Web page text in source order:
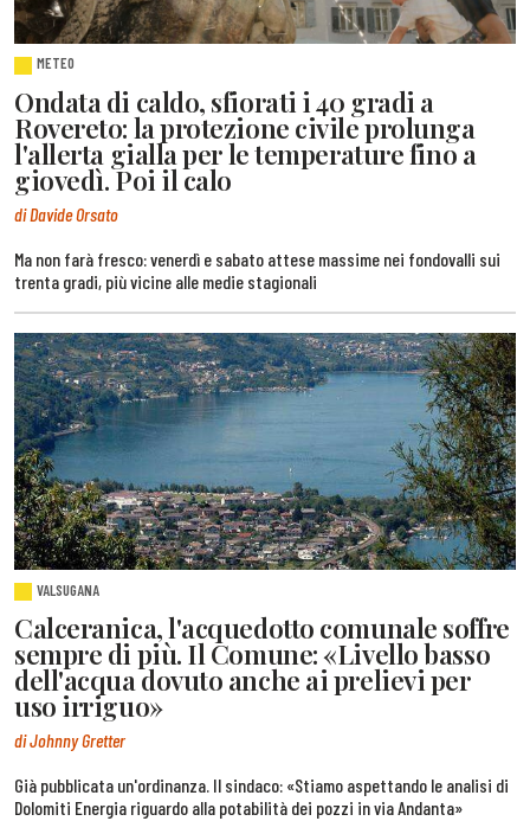
METEO
Ondata di caldo, sfiorati i 40 gradi a
Rovereto: la protezione civile prolunga
l'allerta gialla per le temperature fino a
giovedì. Poi il calo
di Davide Orsato
Ma non farà fresco: venerdì e sabato attese massime nei fondovalli sui
trenta gradi, più vicine alle medie stagionali
VALSUGANA
Calceranica, l'acquedotto comunale soffre
sempre di più. Il Comune: «Livello basso
dell'acqua dovuto anche ai prelievi per
uso irriguo»
di Johnny Gretter
Già pubblicata un'ordinanza. Il sindaco: «Stiamo aspettando le analisi di
Dolomiti Energia riguardo alla potabilità dei pozzi in via Andanta»